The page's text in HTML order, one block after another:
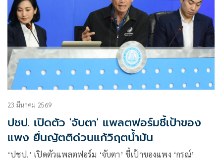
23 มีนาคม 2569
ปชป. เปิดตัว 'จับตา' แพลตฟอร์มชี้เป้าของ
แพง ยื่นญัตติด่วนแก้วิฤตน้ำมัน
‘ปชป.’ เปิดตัวแพลตฟอร์ม ‘จับตา’ ชี้เป้าของแพง ‘กรณ์’